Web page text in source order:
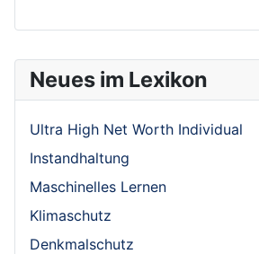
Neues im Lexikon
Ultra High Net Worth Individual
Instandhaltung
Maschinelles Lernen
Klimaschutz
Denkmalschutz